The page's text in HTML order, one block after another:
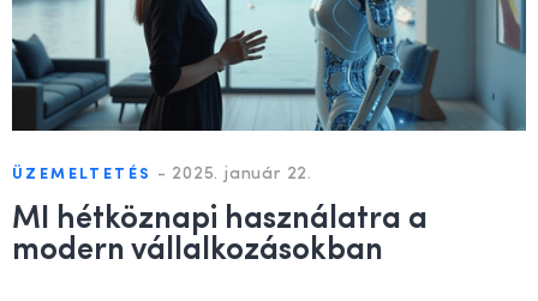
ÜZEMELTETÉS - 2025. január 22.
MI hétköznapi használatra a
modern vállalkozásokban